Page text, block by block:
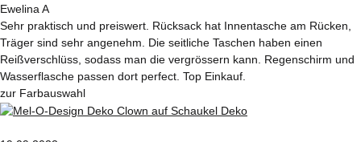
Ewelina A
Sehr praktisch und preiswert. Rücksack hat Innentasche am Rücken,
Träger sind sehr angenehm. Die seitliche Taschen haben einen
Reißverschlüss, sodass man die vergrössern kann. Regenschirm und
Wasserflasche passen dort perfect. Top Einkauf.
zur Farbauswahl